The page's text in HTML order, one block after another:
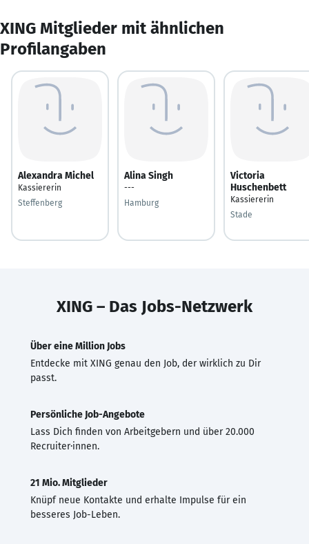
XING Mitglieder mit ähnlichen
Profilangaben
Alexandra Michel
Kassiererin
Steffenberg
Alina Singh
---
Hamburg
Victoria
Huschenbett
Kassiererin
Stade
XING – Das Jobs-Netzwerk
Über eine Million Jobs
Entdecke mit XING genau den Job, der wirklich zu Dir
passt.
Persönliche Job-Angebote
Lass Dich finden von Arbeitgebern und über 20.000
Recruiter·innen.
21 Mio. Mitglieder
Knüpf neue Kontakte und erhalte Impulse für ein
besseres Job-Leben.